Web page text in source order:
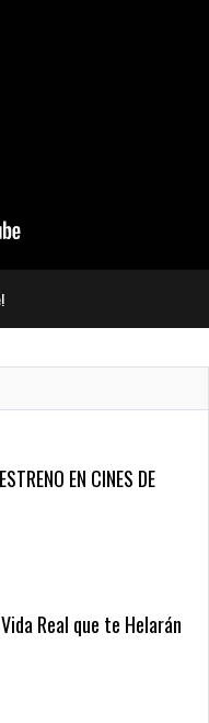
EN CINES DE
Real que te Helarán